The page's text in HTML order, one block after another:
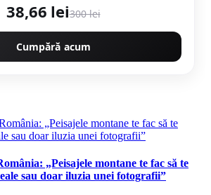
38,66 lei300 lei
Cumpără acum
„Peisajele montane te fac să te
sau doar iluzia unei fotografii”